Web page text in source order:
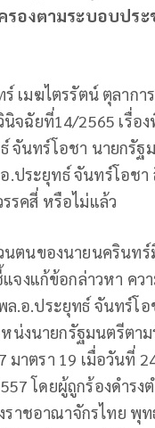
รองตามระบอบปร
เมฆไตรรัตน์ ตุลากา
จฉัยที่14/2565 เรื่
จันทร์โอชา นายกรั
ประยุทธ์ จันทร์โอชา
รคสี่ หรือไม่แล้ว
ตนของนายนครินทร์
แจงแก้ข้อกล่าวหา ค
ล.อ.ประยุทธ์ จันทร์โ
หน่งนายกรัฐมนตรีต
มาตรา 19 เมื่อวันที่
โดยผู้ถูกร้องดำร
าชอาณาจักรไทย พุ